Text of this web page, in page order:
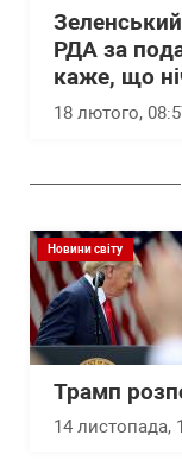
РДА за
каже, що
18 лютого,
Новини світу
Трамп
14 листопада,